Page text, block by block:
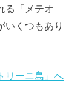
る「メテオ
いくつもあり
リーニ島」へ